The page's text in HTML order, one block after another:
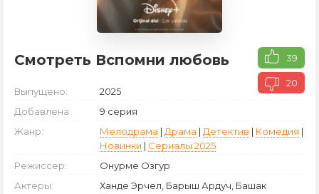
Смотреть Вспомни любовь 39
20
Выпущено:
2025
Добавлена:
9 серия
Жанр:
Мелодрама | Драма | Детектив | Комедия |
Новинки | Сериалы 2025
Режиссер:
Онурме Озгур
Актеры:
Ханде Эрчел, Барыш Ардуч, Башак